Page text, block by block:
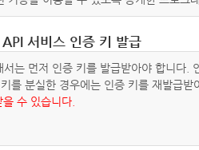
서비스 인증 키 발급
는 먼저 인증 키를 발급받아야 합니다
를 분실한 경우에는 인증 키를 재발급받
수 있습니다.